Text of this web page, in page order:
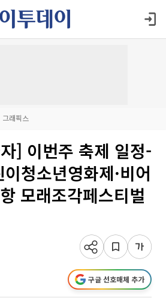
그래픽스
] 이번주 축제 일정-
청소년영화제·비어
모래조각페스티벌
구글 선호매체 추가